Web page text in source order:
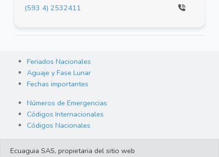
(593 4) 2532411
Feriados Nacionales
Aguaje y Fase Lunar
Fechas importantes
Números de Emergencias
Códigos Internacionales
Códigos Nacionales
Ecuaguia SAS, propietaria del sitio web